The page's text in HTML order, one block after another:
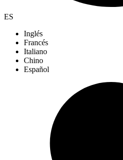
ES
Inglés
Francés
Italiano
Chino
Español